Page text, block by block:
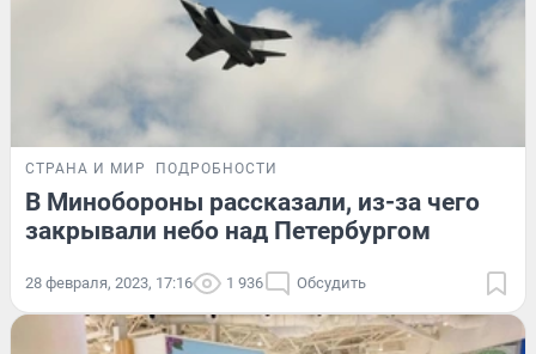
СТРАНА И МИР ПОДРОБНОСТИ
В Минобороны рассказали, из-за чего
закрывали небо над Петербургом
28 февраля, 2023, 17:16 1 936 Обсудить